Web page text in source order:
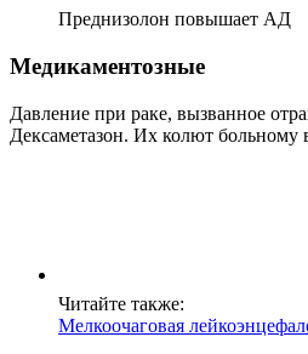
Преднизолон повышает АД
Медикаментозные
Давление при раке, вызванное
Дексаметазон. Их колют
Читайте также:
Мелкоочаговая